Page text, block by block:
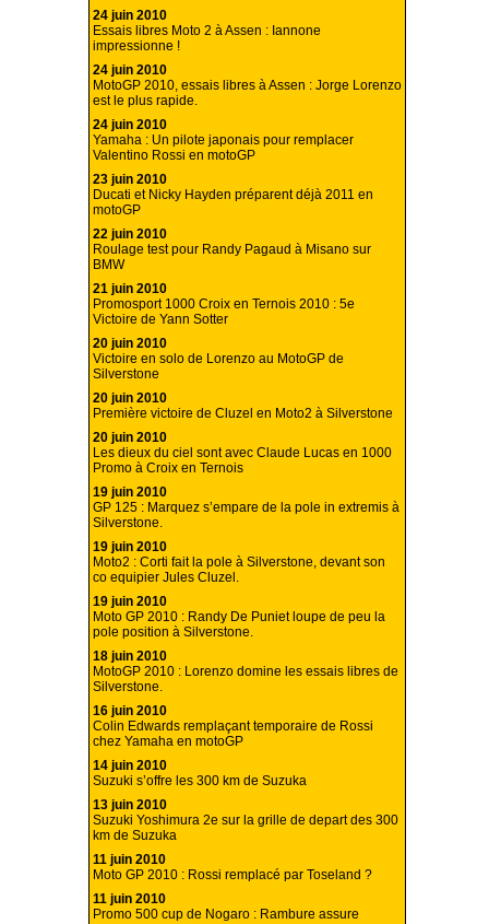
24 juin 2010
Essais libres Moto 2 à Assen : Iannone
impressionne !
24 juin 2010
MotoGP 2010, essais libres à Assen : Jorge Lorenzo
est le plus rapide.
24 juin 2010
Yamaha : Un pilote japonais pour remplacer
Valentino Rossi en motoGP
23 juin 2010
Ducati et Nicky Hayden préparent déjà 2011 en
motoGP
22 juin 2010
Roulage test pour Randy Pagaud à Misano sur
BMW
21 juin 2010
Promosport 1000 Croix en Ternois 2010 : 5e
Victoire de Yann Sotter
20 juin 2010
Victoire en solo de Lorenzo au MotoGP de
Silverstone
20 juin 2010
Première victoire de Cluzel en Moto2 à Silverstone
20 juin 2010
Les dieux du ciel sont avec Claude Lucas en 1000
Promo à Croix en Ternois
19 juin 2010
GP 125 : Marquez s’empare de la pole in extremis à
Silverstone.
19 juin 2010
Moto2 : Corti fait la pole à Silverstone, devant son
co equipier Jules Cluzel.
19 juin 2010
Moto GP 2010 : Randy De Puniet loupe de peu la
pole position à Silverstone.
18 juin 2010
MotoGP 2010 : Lorenzo domine les essais libres de
Silverstone.
16 juin 2010
Colin Edwards remplaçant temporaire de Rossi
chez Yamaha en motoGP
14 juin 2010
Suzuki s’offre les 300 km de Suzuka
13 juin 2010
Suzuki Yoshimura 2e sur la grille de depart des 300
km de Suzuka
11 juin 2010
Moto GP 2010 : Rossi remplacé par Toseland ?
11 juin 2010
Promo 500 cup de Nogaro : Rambure assure